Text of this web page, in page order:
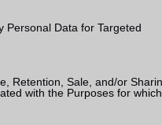
Personal Data for Targeted
Retention, Sale, and/or
with the Purposes for